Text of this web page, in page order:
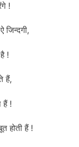
!
जिन्दगी,
!
हैं,
हैं !
होती हैं !